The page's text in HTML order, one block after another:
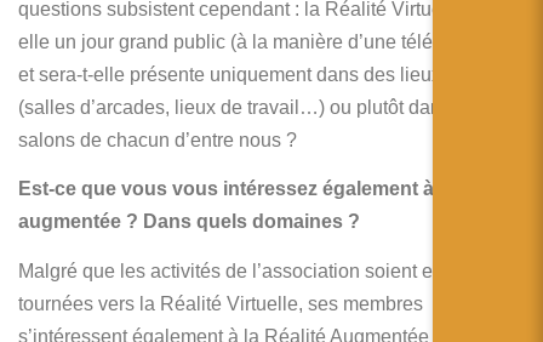
questions subsistent cependant : la Réalité Virtuelle sera-t-
elle un jour grand public (à la manière d’une télévision) ?
et sera-t-elle présente uniquement dans des lieux dédiés
(salles d’arcades, lieux de travail…) ou plutôt dans les
salons de chacun d’entre nous ?
Est-ce que vous vous intéressez également à la réalité
augmentée ? Dans quels domaines ?
Malgré que les activités de l’association soient en majorité
tournées vers la Réalité Virtuelle, ses membres
s’intéressent également à la Réalité Augmentée (et Réalité